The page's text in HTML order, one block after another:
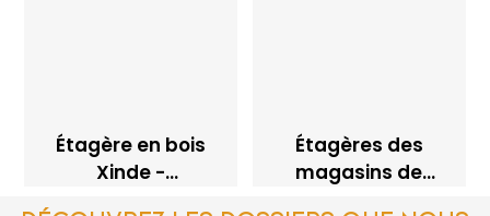
Étagère en bois
Xinde -
Étagères des
magasins de